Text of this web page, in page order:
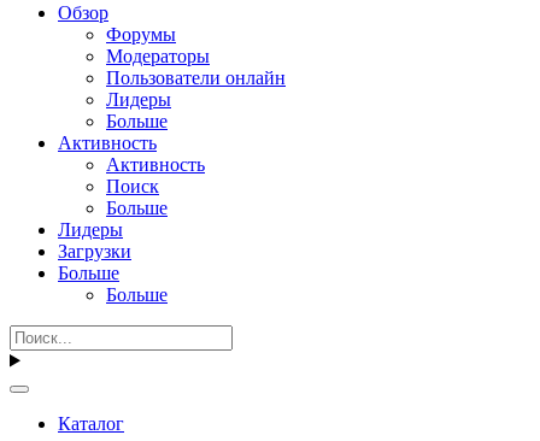
Обзор
Форумы
Модераторы
Пользователи онлайн
Лидеры
Больше
Активность
Активность
Поиск
Больше
Лидеры
Загрузки
Больше
Больше
Каталог